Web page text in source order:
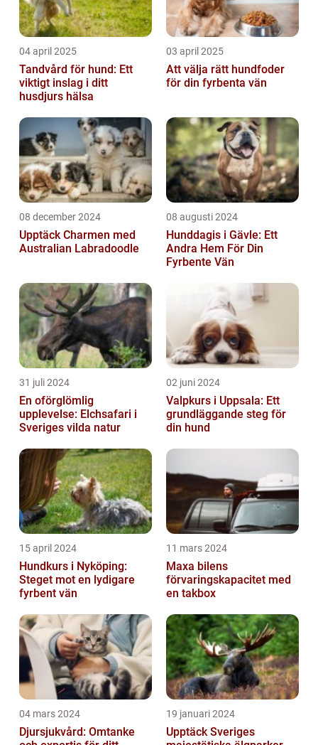
04 april 2025
Tandvård för hund: Ett
viktigt inslag i ditt
husdjurs hälsa
03 april 2025
Att välja rätt hundfoder
för din fyrbenta vän
08 december 2024
Upptäck Charmen med
Australian Labradoodle
08 augusti 2024
Hunddagis i Gävle: Ett
Andra Hem För Din
Fyrbente Vän
31 juli 2024
En oförglömlig
upplevelse: Elchsafari i
Sveriges vilda natur
02 juni 2024
Valpkurs i Uppsala: Ett
grundläggande steg för
din hund
15 april 2024
Hundkurs i Nyköping:
Steget mot en lydigare
fyrbent vän
11 mars 2024
Maxa bilens
förvaringskapacitet med
en takbox
04 mars 2024
Djursjukvård: Omtanke
19 januari 2024
Upptäck Sveriges